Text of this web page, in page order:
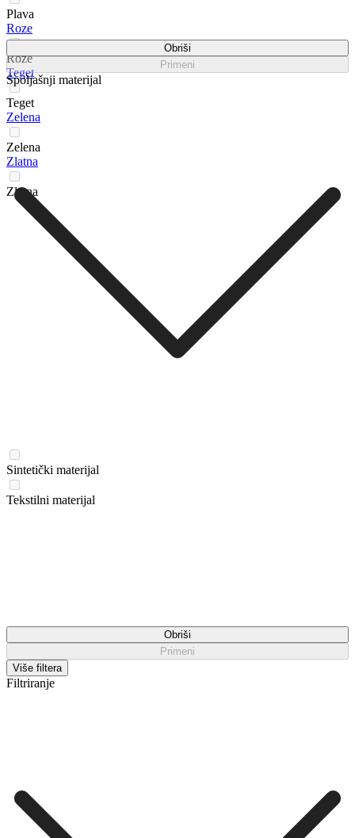
Plava
Roze
Roze
Teget
Teget
Zelena
Zelena
Zlatna
Zlatna
Obriši
Primeni
Spoljašnji materijal
Sintetički materijal
Tekstilni materijal
Obriši
Primeni
Više filtera
Filtriranje